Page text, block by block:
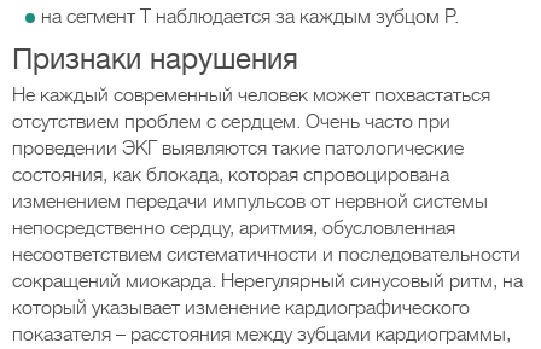
на сегмент Т наблюдается за каждым зубцом Р.
Признаки нарушения
Не каждый современный человек может похвастаться
отсутствием проблем с сердцем. Очень часто при
проведении ЭКГ выявляются такие патологические
состояния, как блокада, которая спровоцирована
изменением передачи импульсов от нервной системы
непосредственно сердцу, аритмия, обусловленная
несоответствием систематичности и последовательности
сокращений миокарда. Нерегулярный синусовый ритм, на
который указывает изменение кардиографического
показателя – расстояния между зубцами кардиограммы,